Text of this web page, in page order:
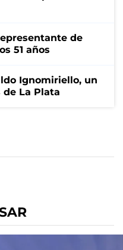
de
51 años
Ignomiriello, un
La Plata